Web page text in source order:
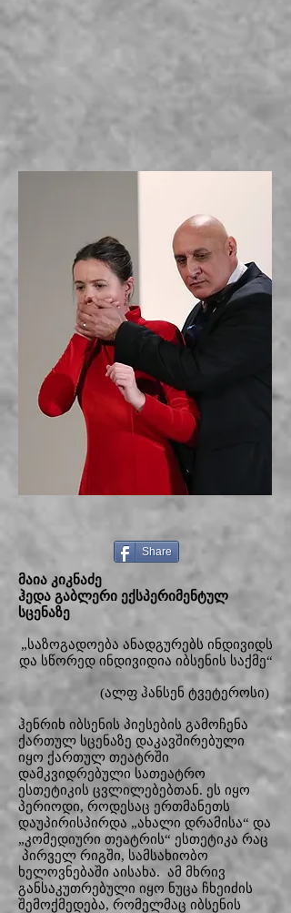
Share
მაია კიკნაძე
ჰედა გაბლერი ექსპერიმენტულ
სცენაზე
„საზოგადოება ანადგურებს ინდივიდს
და სწორედ ინდივიდია იბსენის საქმე“
(ალფ ჰანსენ ტვეტეროსი)
ჰენრიხ იბსენის პიესების გამოჩენა
ქართულ სცენაზე დაკავშირებული
იყო ქართულ თეატრში
დამკვიდრებული სათეატრო
ესთეტიკის ცვლილებებთან. ეს იყო
პერიოდი, როდესაც ერთმანეთს
დაუპირისპირდა „ახალი დრამისა“ და
„კომედიური თეატრის“ ესთეტიკა რაც
პირველ რიგში, სამსახიობო
ხელოვნებაში აისახა. ამ მხრივ
განსაკუთრებული იყო ნუცა ჩხეიძის
შემოქმედება, რომელმაც იბსენის